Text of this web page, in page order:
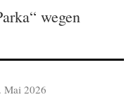
wegen
Mai 2026